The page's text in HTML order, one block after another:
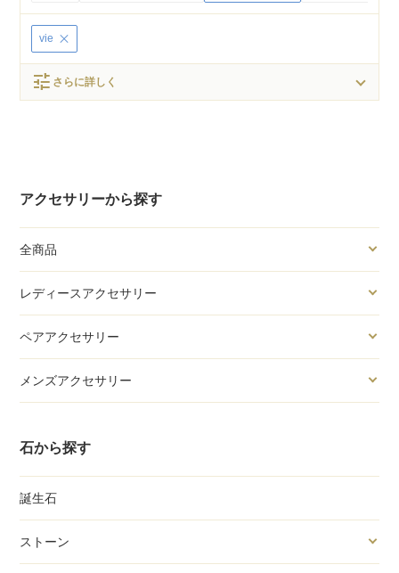
アクセサリーから探す
全商品
レディースアクセサリー
ペアアクセサリー
メンズアクセサリー
石から探す
誕生石
ストーン
vie
tune さらに詳しく